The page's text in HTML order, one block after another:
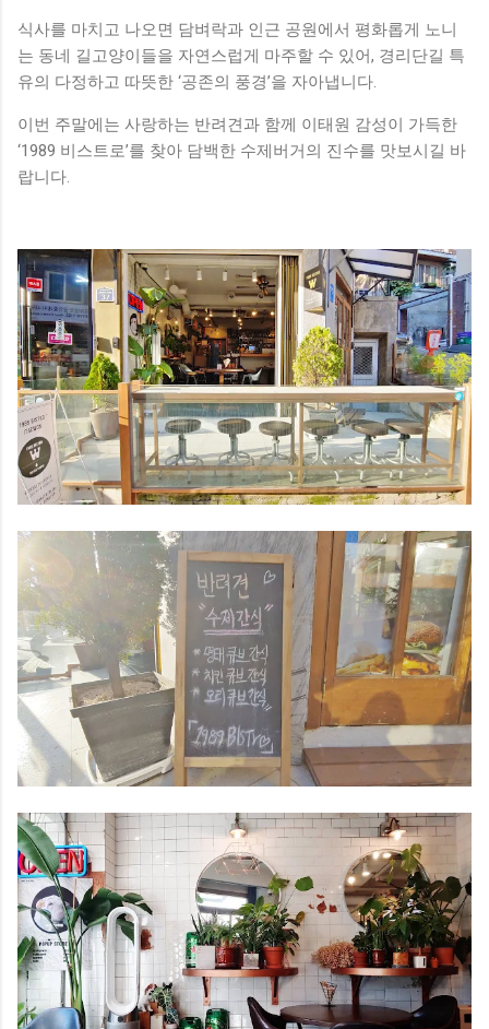
식사를 마치고 나오면 담벼락과 인근 공원에서 평화롭게 노니
는 동네 길고양이들을 자연스럽게 마주할 수 있어, 경리단길 특
유의 다정하고 따뜻한 ‘공존의 풍경’을 자아냅니다.
이번 주말에는 사랑하는 반려견과 함께 이태원 감성이 가득한
‘1989 비스트로’를 찾아 담백한 수제버거의 진수를 맛보시길 바
랍니다.